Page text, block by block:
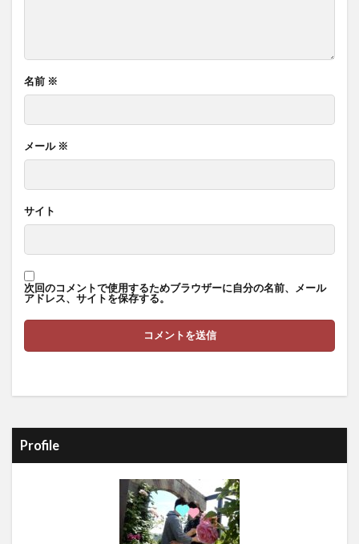
名前 ※
メール ※
サイト
次回のコメントで使用するためブラウザーに自分の名前、メール
アドレス、サイトを保存する。
Profile